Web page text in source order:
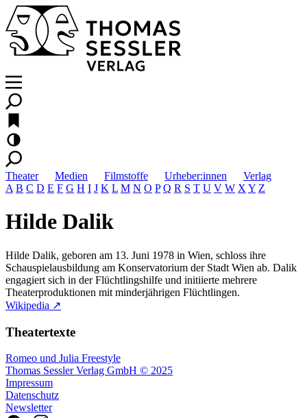
Theater Medien Filmstoffe Urheber:innen
Verlag
A B C D E F G H I J K L M N O P Q R S T U V W X Y Z
Hilde Dalik
Hilde Dalik, geboren am 13. Juni 1978 in Wien, schloss ihre
Schauspielausbildung am Konservatorium der Stadt Wien ab. Dalik
engagiert sich in der Flüchtlingshilfe und initiierte mehrere
Theaterproduktionen mit minderjährigen Flüchtlingen.
Wikipedia ↗
Theatertexte
Romeo und Julia Freestyle
Thomas Sessler Verlag GmbH © 2025
Impressum
Datenschutz
Newsletter